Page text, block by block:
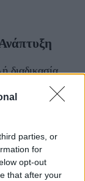
parties, or
for
opt-out
that after your
διαδικασία.
Ενέργειας) στο
περίοδο 2026-
διαφορετικές
με βάση